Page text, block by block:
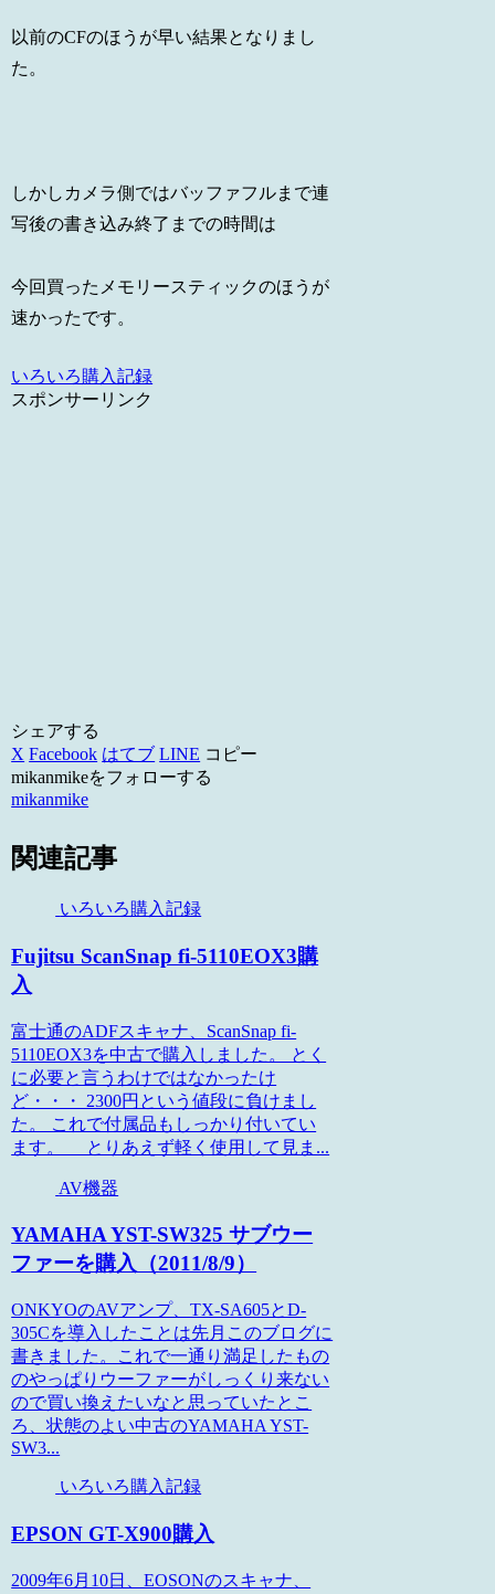
以前のCFのほうが早い結果となりまし
た。
しかしカメラ側ではバッファフルまで連
写後の書き込み終了までの時間は
今回買ったメモリースティックのほうが
速かったです。
いろいろ購入記録
スポンサーリンク
シェアする
X Facebook はてブ LINE コピー
mikanmikeをフォローする
mikanmike
関連記事
いろいろ購入記録
Fujitsu ScanSnap fi-5110EOX3購
入
富士通のADFスキャナ、ScanSnap fi-
5110EOX3を中古で購入しました。 とく
に必要と言うわけではなかったけ
ど・・・ 2300円という値段に負けまし
た。 これで付属品もしっかり付いてい
ます。 とりあえず軽く使用して見ま...
AV機器
YAMAHA YST-SW325 サブウー
ファーを購入（2011/8/9）
ONKYOのAVアンプ、TX-SA605とD-
305Cを導入したことは先月このブログに
書きました。これで一通り満足したもの
のやっぱりウーファーがしっくり来ない
ので買い換えたいなと思っていたとこ
ろ、状態のよい中古のYAMAHA YST-
SW3...
いろいろ購入記録
EPSON GT-X900購入
2009年6月10日、EOSONのスキャナ、